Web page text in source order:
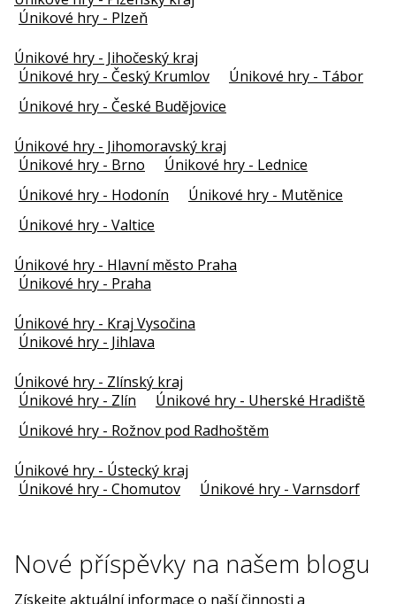
Únikové hry - Plzeň
Únikové hry - Jihočeský kraj
Únikové hry - Český Krumlov
Únikové hry - Tábor
Únikové hry - České Budějovice
Únikové hry - Jihomoravský kraj
Únikové hry - Brno
Únikové hry - Lednice
Únikové hry - Hodonín
Únikové hry - Mutěnice
Únikové hry - Valtice
Únikové hry - Hlavní město Praha
Únikové hry - Praha
Únikové hry - Kraj Vysočina
Únikové hry - Jihlava
Únikové hry - Zlínský kraj
Únikové hry - Zlín
Únikové hry - Uherské Hradiště
Únikové hry - Rožnov pod Radhoštěm
Únikové hry - Ústecký kraj
Únikové hry - Chomutov
Únikové hry - Varnsdorf
Nové příspěvky na našem blogu
Získejte aktuální informace o naší činnosti a